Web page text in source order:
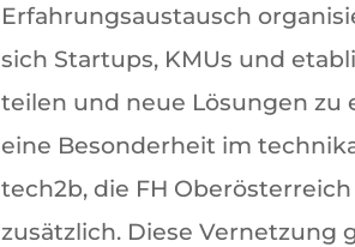
Erfahrungsaustausch
sich Startups, KMUs und
teilen und neue Lösungen zu
eine Besonderheit im
tech2b, die FH
zusätzlich. Diese Vernetzung